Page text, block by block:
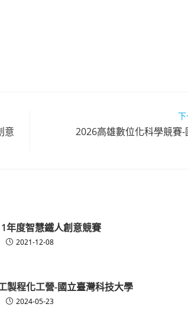
意
2026高雄數位化科學競賽
年度智慧鐵人創意競賽
2021-12-08
製程化工營-國立臺灣科技大學
2024-05-23